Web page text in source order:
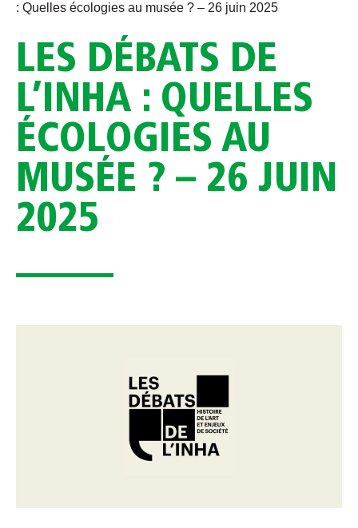
: Quelles écologies au musée ? – 26 juin 2025
LES DÉBATS DE
L’INHA : QUELLES
ÉCOLOGIES AU
MUSÉE ? – 26 JUIN
2025